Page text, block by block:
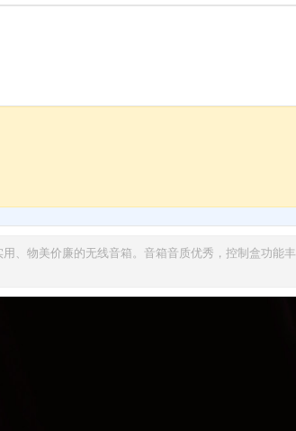
、物美价廉的无线音箱。音箱音质优秀，控制盒功能丰